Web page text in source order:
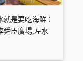
就是要吃海鮮：
舜臣廣場,左水